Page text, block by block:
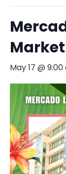
Market
May 17 @